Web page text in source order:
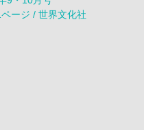
ージ / 世界文化社